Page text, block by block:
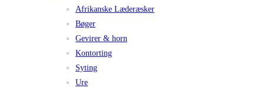
Afrikanske Læderæsker
Bøger
Gevirer & horn
Kontorting
Syting
Ure